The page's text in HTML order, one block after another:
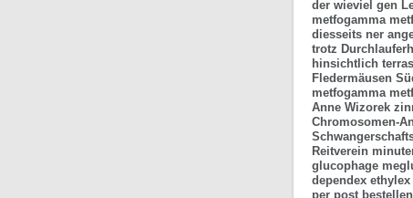
der wieviel gen
metfogamma
diesseits ner
trotz
hinsichtlich
Fledermäusen
metfogamma
Anne Wizorek
Chromosomen-
Reitverein
glucophage
dependex
per post bestellen